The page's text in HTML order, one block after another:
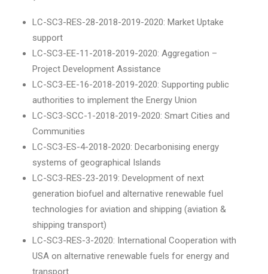
LC-SC3-RES-28-2018-2019-2020: Market Uptake
support
LC-SC3-EE-11-2018-2019-2020: Aggregation –
Project Development Assistance
LC-SC3-EE-16-2018-2019-2020: Supporting public
authorities to implement the Energy Union
LC-SC3-SCC-1-2018-2019-2020: Smart Cities and
Communities
LC-SC3-ES-4-2018-2020: Decarbonising energy
systems of geographical Islands
LC-SC3-RES-23-2019: Development of next
generation biofuel and alternative renewable fuel
technologies for aviation and shipping (aviation &
shipping transport)
LC-SC3-RES-3-2020: International Cooperation with
USA on alternative renewable fuels for energy and
transport